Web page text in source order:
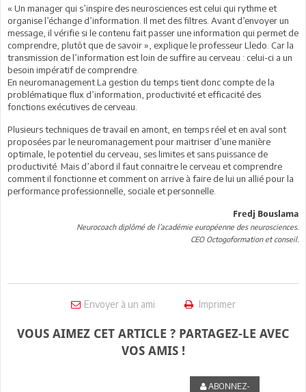
« Un manager qui s’inspire des neurosciences est celui qui rythme et
organise l’échange d’information. Il met des filtres. Avant d’envoyer un
message, il vérifie si le contenu fait passer une information qui permet de
comprendre, plutôt que de savoir », explique le professeur Lledo. Car la
transmission de l’information est loin de suffire au cerveau : celui-ci a un
besoin impératif de comprendre.
En neuromanagement La gestion du temps tient donc compte de la
problématique flux d’information, productivité et efficacité des
fonctions exécutives de cerveau.
Plusieurs techniques de travail en amont, en temps réel et en aval sont
proposées par le neuromanagement pour maitriser d’une manière
optimale, le potentiel du cerveau, ses limites et sans puissance de
productivité. Mais d’abord il faut connaitre le cerveau et comprendre
comment il fonctionne et comment on arrive à faire de lui un allié pour la
performance professionnelle, sociale et personnelle.
Fredj Bouslama
Neurocoach diplômé de l’académie européenne des neurosciences.
CEO Octogoformation et conseil.
Envoyer à un ami Imprimer
VOUS AIMEZ CET ARTICLE ? PARTAGEZ-LE AVEC
VOS AMIS !
ABONNEZ-